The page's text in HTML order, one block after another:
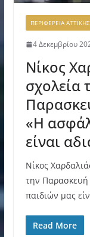
ΠΕΡΙΦΕΡΕΙΑ ΑΤΤΙΚΗΣ
4 Δεκεμβρίου
Νίκος
σχολεία
«Η
είναι
Νίκος
την Παρασκευή
παιδιών μας
Read More